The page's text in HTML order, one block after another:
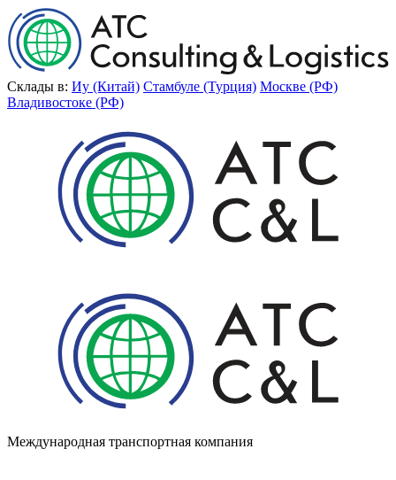
Склады в: Иу (Китай) Стамбуле (Турция) Москве (РФ)
Владивостоке (РФ)
Международная транспортная компания